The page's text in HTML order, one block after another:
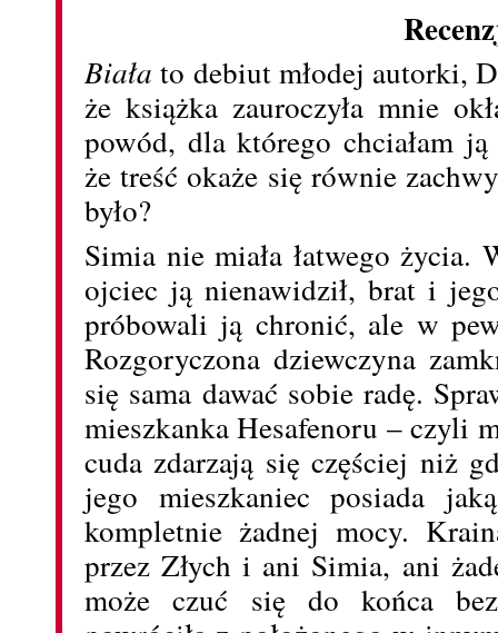
Biała to debiut młodej autorki,
że książka zauroczyła mnie
powód, dla którego chciałam
że treść okaże się równie
było?
Simia nie miała łatwego życia.
ojciec ją nienawidził, brat i
próbowali ją chronić, ale w
Rozgoryczona dziewczyna
się sama dawać sobie radę.
mieszkanka Hesafenoru – czyli
cuda zdarzają się częściej niż
jego mieszkaniec posiada
kompletnie żadnej mocy.
przez Złych i ani Simia, ani
może czuć się do końca